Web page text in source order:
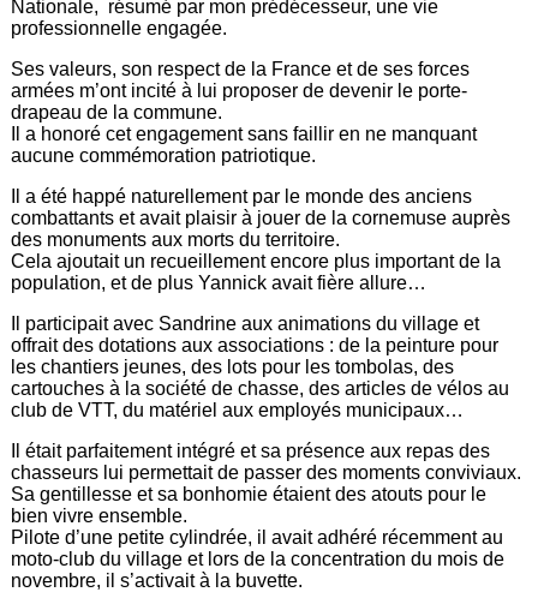
Nationale, résumé par mon prédécesseur, une vie
professionnelle engagée.
Ses valeurs, son respect de la France et de ses forces
armées m’ont incité à lui proposer de devenir le porte-
drapeau de la commune.
Il a honoré cet engagement sans faillir en ne manquant
aucune commémoration patriotique.
Il a été happé naturellement par le monde des anciens
combattants et avait plaisir à jouer de la cornemuse auprès
des monuments aux morts du territoire.
Cela ajoutait un recueillement encore plus important de la
population, et de plus Yannick avait fière allure…
Il participait avec Sandrine aux animations du village et
offrait des dotations aux associations : de la peinture pour
les chantiers jeunes, des lots pour les tombolas, des
cartouches à la société de chasse, des articles de vélos au
club de VTT, du matériel aux employés municipaux…
Il était parfaitement intégré et sa présence aux repas des
chasseurs lui permettait de passer des moments conviviaux.
Sa gentillesse et sa bonhomie étaient des atouts pour le
bien vivre ensemble.
Pilote d’une petite cylindrée, il avait adhéré récemment au
moto-club du village et lors de la concentration du mois de
novembre, il s’activait à la buvette.